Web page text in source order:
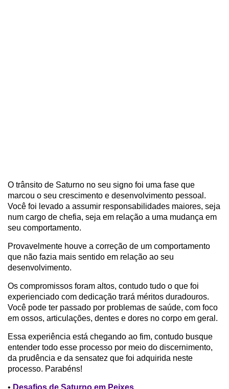
O trânsito de Saturno no seu signo foi uma fase que
marcou o seu crescimento e desenvolvimento pessoal.
Você foi levado a assumir responsabilidades maiores, seja
num cargo de chefia, seja em relação a uma mudança em
seu comportamento.
Provavelmente houve a correção de um comportamento
que não fazia mais sentido em relação ao seu
desenvolvimento.
Os compromissos foram altos, contudo tudo o que foi
experienciado com dedicação trará méritos duradouros.
Você pode ter passado por problemas de saúde, com foco
em ossos, articulações, dentes e dores no corpo em geral.
Essa experiência está chegando ao fim, contudo busque
entender todo esse processo por meio do discernimento,
da prudência e da sensatez que foi adquirida neste
processo. Parabéns!
• Desafios de Saturno em Peixes